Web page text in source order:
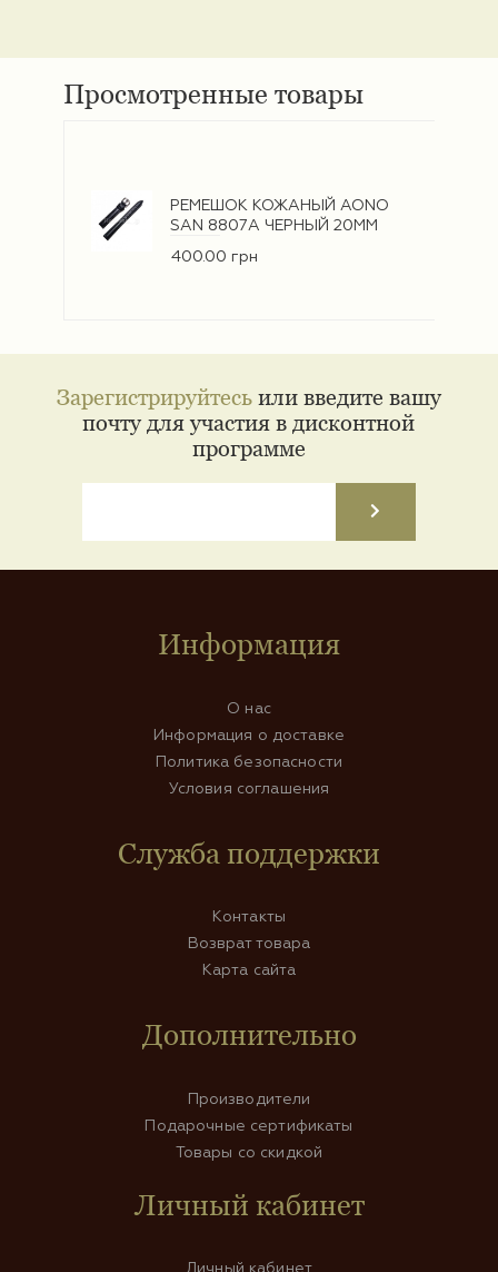
Просмотренные товары
РЕМЕШОК КОЖАНЫЙ AONO
SAN 8807A ЧЕРНЫЙ 20ММ
400.00 грн
Зарегистрируйтесьили введите вашу
почту для участия в дисконтной
программе
Информация
О нас
Информация о доставке
Политика безопасности
Условия соглашения
Служба поддержки
Контакты
Возврат товара
Карта сайта
Дополнительно
Производители
Подарочные сертификаты
Товары со скидкой
Личный кабинет
Личный кабинет